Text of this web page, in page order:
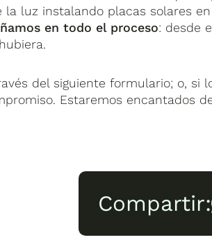
luz instalando placas solares
en todo el proceso: desde
del siguiente formulario; o, si
Estaremos encantados
Compartir: